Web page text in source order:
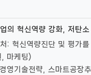
의 혁신역량 강화, 저탄
: 혁신역량진단 및 평가
, 마케팅)
영기술전략, 스마트공장